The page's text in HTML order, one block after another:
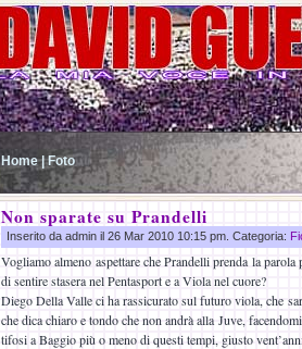
Home | Foto
Non sparate su Prandelli
Inserito da admin il 26 Mar 2010 10:15 pm. Categoria:
Vogliamo almeno aspettare che Prandelli prenda la
di sentire stasera nel Pentasport e a Viola nel cuore?
Diego Della Valle ci ha rassicurato sul futuro viola, che
che dica chiaro e tondo che non andrà alla Juve,
tifosi a Baggio più o meno di questi tempi, giusto